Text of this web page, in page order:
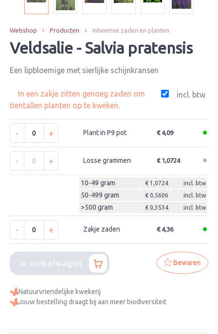
Webshop Producten Inheemse zaden en planten
Veldsalie - Salvia pratensis
Een lipbloemige met sierlijke schijnkransen
In een zakje zitten genoeg zaden om
tientallen planten op te kweken.
incl. btw
- + Plant in P9 pot € 4,09
- + Losse grammen € 1,0724
10-49 gram € 1,0724 incl. btw
50-499 gram € 0,5606 incl. btw
>500 gram € 0,3534 incl. btw
- + Zakje zaden € 4,36
In winkelwagen Bewaren
Natuurvriendelijke kwekerij
Jouw bestelling draagt bij aan meer biodiversiteit